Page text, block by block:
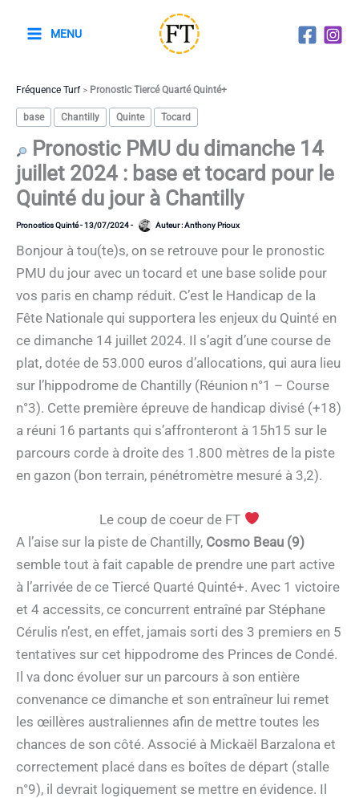
MENU
Fréquence Turf> Pronostic Tiercé Quarté Quinté+
base Chantilly Quinte Tocard
Pronostic PMU du dimanche 14
juillet 2024 : base et tocard pour le
Quinté du jour à Chantilly
Pronostics Quinté-13/07/2024- Auteur :Anthony Prioux
Bonjour à tou(te)s, on se retrouve pour le pronostic
PMU du jour avec un tocard et une base solide pour
vos paris en champ réduit. C’est le Handicap de la
Fête Nationale qui supportera les enjeux du Quinté en
ce dimanche 14 juillet 2024. Il s’agit d’une course de
plat, dotée de 53.000 euros d’allocations, qui aura lieu
sur l’hippodrome de Chantilly (Réunion n°1 – Course
n°3). Cette première épreuve de handicap divisé (+18)
a réuni 16 partants qui s’affronteront à 15h15 sur le
parcours corde à droite des 1.800 mètres de la piste
en gazon (bon terrain, pénétromètre mesuré à 3,2).
Le coup de coeur de FT
A l’aise sur la piste de Chantilly, Cosmo Beau (9)
semble tout à fait capable de prendre une part active
à l’arrivée de ce Tiercé Quarté Quinté+. Avec 1 victoire
et 4 accessits, ce concurrent entraîné par Stéphane
Cérulis n’est, en effet, jamais sorti des 3 premiers en 5
tentatives sur cet hippodrome des Princes de Condé.
Il va donc évoluer sur un parcours à son entière
convenance ce dimanche et son entraîneur lui remet
les œillères australiennes afin de mettre toutes les
chances de son côté. Associé à Mickaël Barzalona et
correctement placé dans es boîtes de départ (stalle
n°9), il devrait logiquement se mettre en évidence. Il